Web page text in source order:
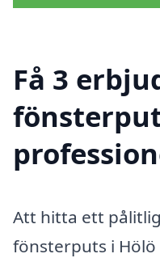
Få 3
Att hitta ett
fönsterputs i